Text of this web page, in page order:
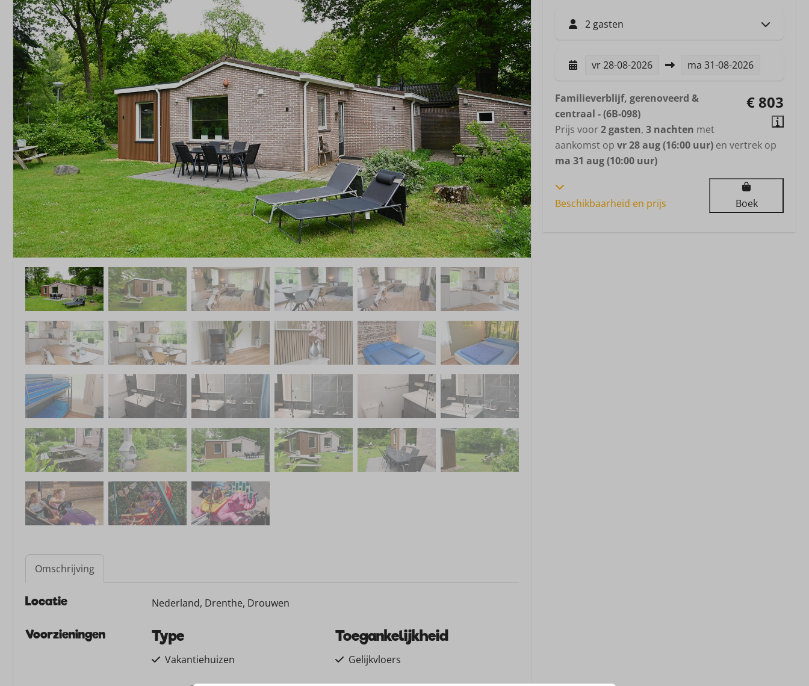
Omschrijving
Locatie Nederland, Drenthe, Drouwen
Voorzieningen Type
Vakantiehuizen
Toegankelijkheid
Gelijkvloers
2 gasten
vr28-08-2026 ma 31-08-2026
€ 803
Familieverblijf, gerenoveerd &
centraal - (6B-098)
Prijs voor2 gasten, 3 nachten met
aankomst op vr 28 aug (16:00 uur) en vertrek op
ma 31 aug (10:00 uur)
Beschikbaarheid en prijs Boek